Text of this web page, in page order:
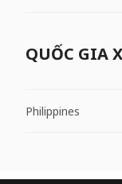
QUỐC GIA
Philippines